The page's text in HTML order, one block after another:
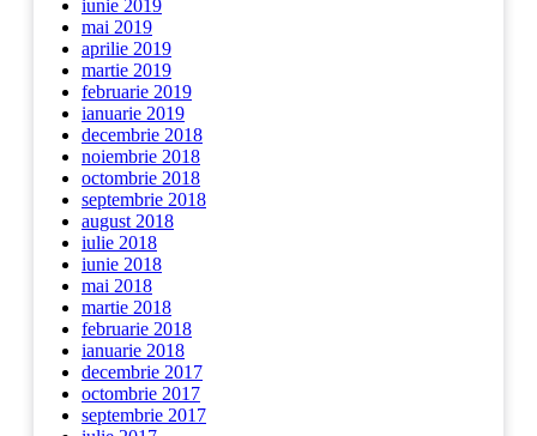
iunie 2019
mai 2019
aprilie 2019
martie 2019
februarie 2019
ianuarie 2019
decembrie 2018
noiembrie 2018
octombrie 2018
septembrie 2018
august 2018
iulie 2018
iunie 2018
mai 2018
martie 2018
februarie 2018
ianuarie 2018
decembrie 2017
octombrie 2017
septembrie 2017